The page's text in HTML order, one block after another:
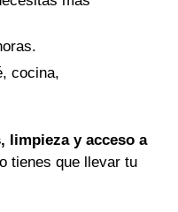
cocina,
limpieza y acceso a
tienes que llevar tu